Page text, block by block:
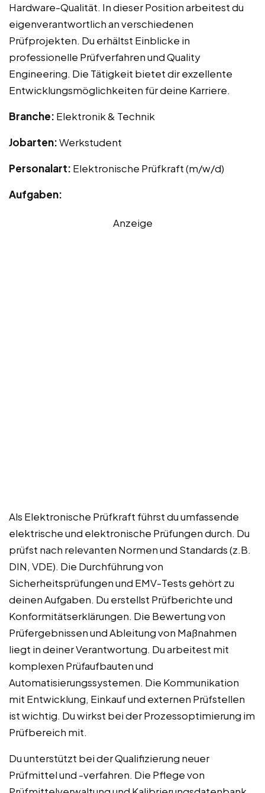
Hardware-Qualität. In dieser Position arbeitest du
eigenverantwortlich an verschiedenen
Prüfprojekten. Du erhältst Einblicke in
professionelle Prüfverfahren und Quality
Engineering. Die Tätigkeit bietet dir exzellente
Entwicklungsmöglichkeiten für deine Karriere.
Branche: Elektronik & Technik
Jobarten:Werkstudent
Personalart: Elektronische Prüfkraft (m/w/d)
Aufgaben:
Anzeige
Als Elektronische Prüfkraft führst du umfassende
elektrische und elektronische Prüfungen durch. Du
prüfst nach relevanten Normen und Standards (z.B.
DIN, VDE). Die Durchführung von
Sicherheitsprüfungen und EMV-Tests gehört zu
deinen Aufgaben. Du erstellst Prüfberichte und
Konformitätserklärungen. Die Bewertung von
Prüfergebnissen und Ableitung von Maßnahmen
liegt in deiner Verantwortung. Du arbeitest mit
komplexen Prüfaufbauten und
Automatisierungssystemen. Die Kommunikation
mit Entwicklung, Einkauf und externen Prüfstellen
ist wichtig. Du wirkst bei der Prozessoptimierung im
Prüfbereich mit.
Du unterstützt bei der Qualifizierung neuer
Prüfmittel und -verfahren. Die Pflege von